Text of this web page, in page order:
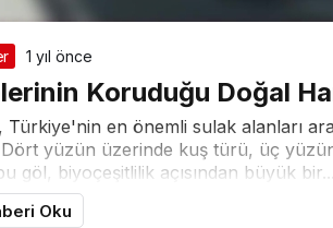
1 yıl önce
Koruduğu Doğal
en önemli sulak alanları
Dört yüzün üzerinde kuş türü, üç
göl, biyoçeşitlilik açısından büyük bir...
Oku